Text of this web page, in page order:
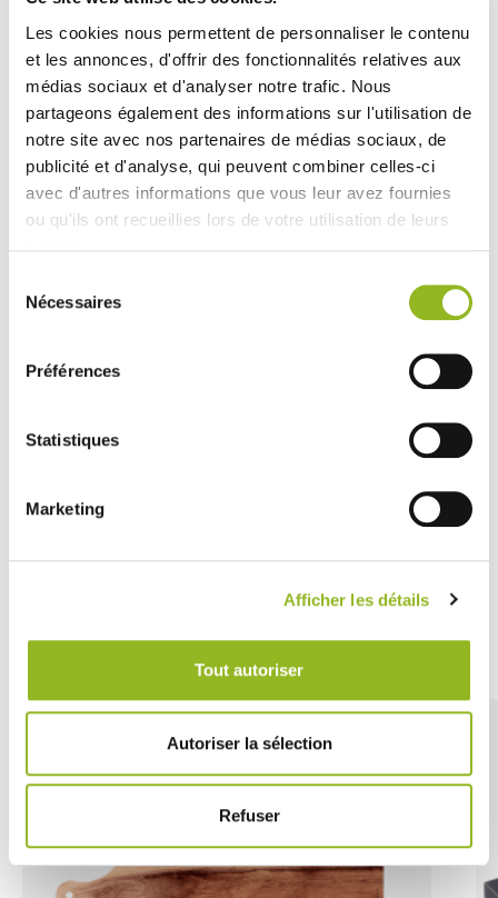
Les cookies nous permettent de personnaliser le contenu
et les annonces, d'offrir des fonctionnalités relatives aux
médias sociaux et d'analyser notre trafic. Nous
partageons également des informations sur l'utilisation de
notre site avec nos partenaires de médias sociaux, de
publicité et d'analyse, qui peuvent combiner celles-ci
avec d'autres informations que vous leur avez fournies
ou qu'ils ont recueillies lors de votre utilisation de leurs
Nécessaires
Préférences
Statistiques
Marketing
Afficher les détails
Tout autoriser
Autoriser la sélection
Refuser
Riscaldabile nel forno tradizionale e nel forno a
microonde.
Per uso singolo.
Vedi accessori
Coperchio per
- 278x257x45 mm
80,40 € Il cartone
Découvrez aussi